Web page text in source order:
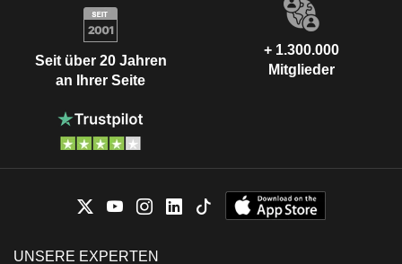
Seit über 20 Jahren
an Ihrer Seite
+ 1.300.000
Mitglieder
UNSERE EXPERTEN